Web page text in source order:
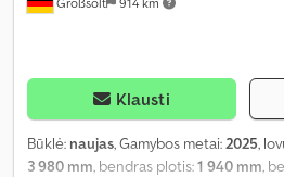
Klausti
Būklė: naujas, Gamybos metai:2025,
3 980 mm, bendras plotis:1 940 mm,